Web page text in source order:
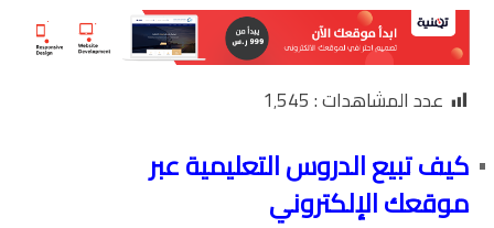
عدد المشاهدات :1٬545
كيف تبيع الدروس التعليمية عبر
موقعك الإلكتروني